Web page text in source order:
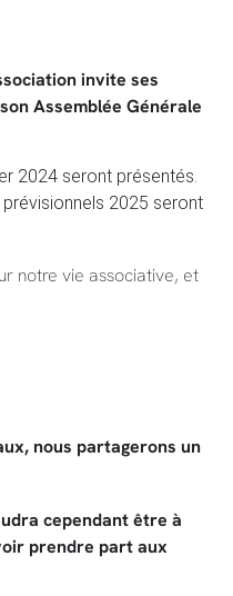
invite ses
Assemblée Générale
2024 seront présentés.
2025 seront
notre vie associative, et
nous partagerons un
cependant être à
prendre part aux